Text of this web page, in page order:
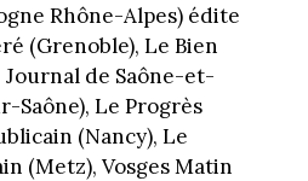
Rhône-Alpes) édite
(Grenoble), Le Bien
de Saône-et-
Saône), Le Progrès
(Nancy), Le
(Metz), Vosges Matin